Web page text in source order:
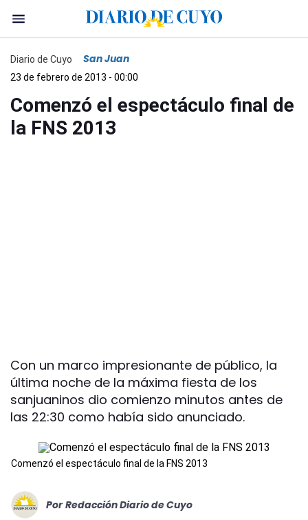
Diario de Cuyo San Juan
23 de febrero de 2013 - 00:00
Comenzó el espectáculo final de
la FNS 2013
Con un marco impresionante de público, la
última noche de la máxima fiesta de los
sanjuaninos dio comienzo minutos antes de
las 22:30 como había sido anunciado.
Comenzó el espectáculo final de la FNS 2013
Por Redacción Diario de Cuyo